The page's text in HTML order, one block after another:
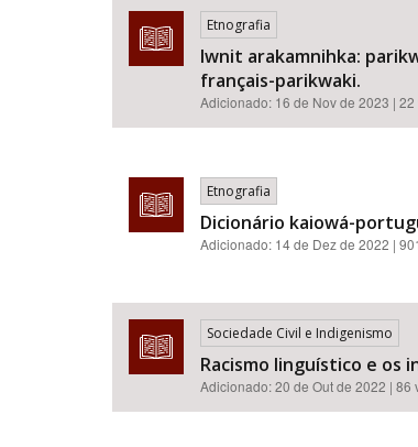
Etnografia
Iwnit arakamnihka:
français-parikwaki.
Adicionado: 16 de Nov de 2023 |
Etnografia
Dicionário kaiowá-
Adicionado: 14 de Dez de 2022 |
Sociedade Civil e Indigenismo
Racismo linguístico e os
Adicionado:20 de Out de 2022 | 86